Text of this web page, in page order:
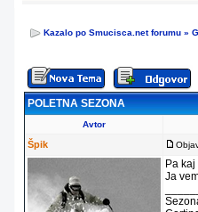
Kazalo po Smucisca.net forumu »
POLETNA SEZONA
Avtor
Špik
Pa
Ja